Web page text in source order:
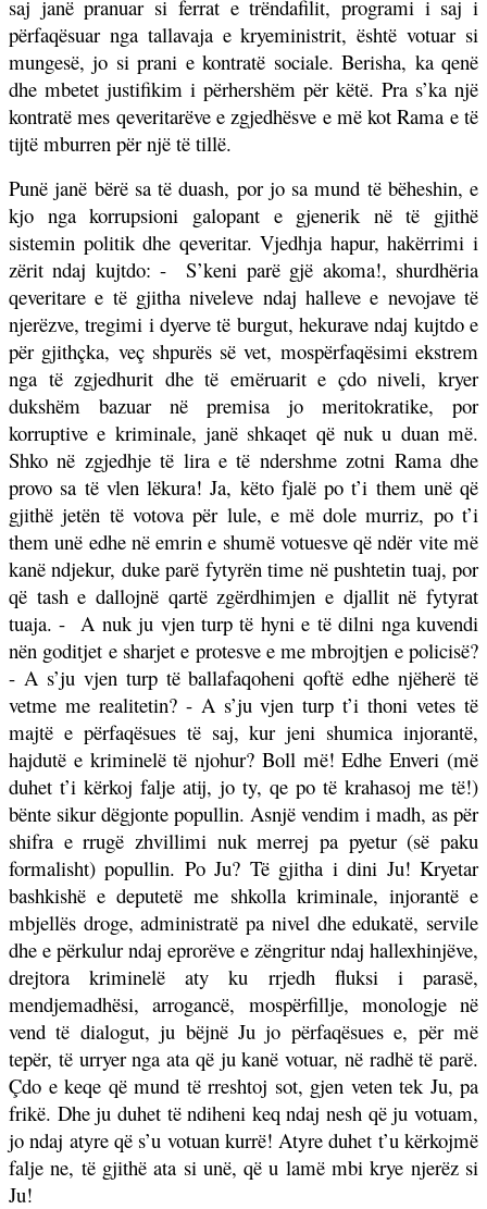
saj janë pranuar si ferrat e trëndafilit, programi i saj i
përfaqësuar nga tallavaja e kryeministrit, është votuar si
mungesë, jo si prani e kontratë sociale. Berisha, ka qenë
dhe mbetet justifikim i përhershëm për këtë. Pra s’ka një
kontratë mes qeveritarëve e zgjedhësve e më kot Rama e të
tijtë mburren për një të tillë.
Punë janë bërë sa të duash, por jo sa mund të bëheshin, e
kjo nga korrupsioni galopant e gjenerik në të gjithë
sistemin politik dhe qeveritar. Vjedhja hapur, hakërrimi i
zërit ndaj kujtdo: -
S’keni parë gjë akoma!, shurdhëria
qeveritare e të gjitha niveleve ndaj halleve e nevojave të
njerëzve, tregimi i dyerve të burgut, hekurave ndaj kujtdo e
për gjithçka, veç shpurës së vet, mospërfaqësimi ekstrem
nga të zgjedhurit dhe të emëruarit e çdo niveli, kryer
dukshëm bazuar në premisa jo meritokratike, por
korruptive e kriminale, janë shkaqet që nuk u duan më.
Shko në zgjedhje të lira e të ndershme zotni Rama dhe
provo sa të vlen lëkura! Ja, këto fjalë po t’i them unë që
gjithë jetën të votova për lule, e më dole murriz, po t’i
them unë edhe në emrin e shumë votuesve që ndër vite më
kanë ndjekur, duke parë fytyrën time në pushtetin tuaj, por
që tash e dallojnë qartë zgërdhimjen e djallit në fytyrat
tuaja. - A nuk ju vjen turp të hyni e të dilni nga kuvendi
nën goditjet e sharjet e protesve e me mbrojtjen e policisë?
- A s’ju vjen turp të ballafaqoheni qoftë edhe njëherë të
vetme me realitetin? - A s’ju vjen turp t’i thoni vetes të
majtë e përfaqësues të saj, kur jeni shumica injorantë,
hajdutë e kriminelë të njohur? Boll më! Edhe Enveri (më
duhet t’i kërkoj falje atij, jo ty, qe po të krahasoj me të!)
bënte sikur dëgjonte popullin. Asnjë vendim i madh, as për
shifra e rrugë zhvillimi nuk merrej pa pyetur (së paku
formalisht) popullin. Po Ju? Të gjitha i dini Ju! Kryetar
bashkishë e deputetë me shkolla kriminale, injorantë e
mbjellës droge, administratë pa nivel dhe edukatë, servile
dhe e përkulur ndaj eprorëve e zëngritur ndaj hallexhinjëve,
drejtora kriminelë aty ku rrjedh fluksi i parasë,
mendjemadhësi, arrogancë, mospërfillje, monologje në
vend të dialogut, ju bëjnë Ju jo përfaqësues e, për më
tepër, të urryer nga ata që ju kanë votuar, në radhë të parë.
Çdo e keqe që mund të rreshtoj sot, gjen veten tek Ju, pa
frikë. Dhe ju duhet të ndiheni keq ndaj nesh që ju votuam,
jo ndaj atyre që s’u votuan kurrë! Atyre duhet t’u kërkojmë
falje ne, të gjithë ata si unë, që u lamë mbi krye njerëz si
Ju!